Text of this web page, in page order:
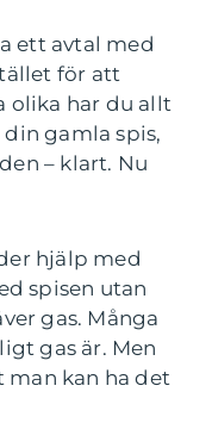
ett avtal med
för att
olika har du allt
gamla spis,
– klart. Nu
hjälp med
spisen utan
gas. Många
gas är. Men
man kan ha det